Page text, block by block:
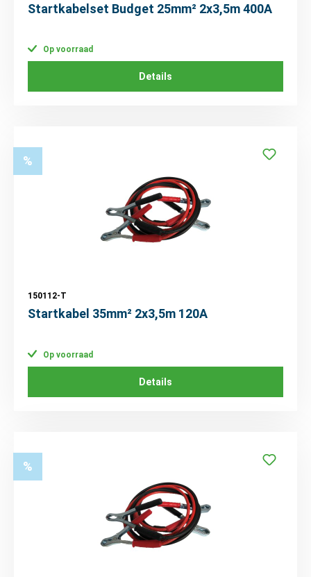
Startkabelset Budget 25mm² 2x3,5m 400A
Op voorraad
Details
%
150112-T
Startkabel 35mm² 2x3,5m 120A
Op voorraad
Details
%